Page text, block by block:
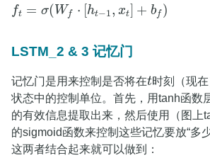
ft = σ(Wf ⋅ [ht−1, xt] + bf )
ft= σ(Wf⋅[ ht−1 ,x ]+bf)
LSTM_2 & 3 记忆门
记忆门是用来控制是否将在t
t 时刻（现
状态中的控制单位。首先，用tanh函数
的有效信息提取出来，然后使用（图上
的sigmoid函数来控制这些记忆要放“多
这两者结合起来就可以做到：